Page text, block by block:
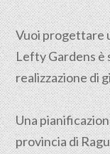
Vuoi progettare
Lefty Gardens è
realizzazione di
Una
provincia di